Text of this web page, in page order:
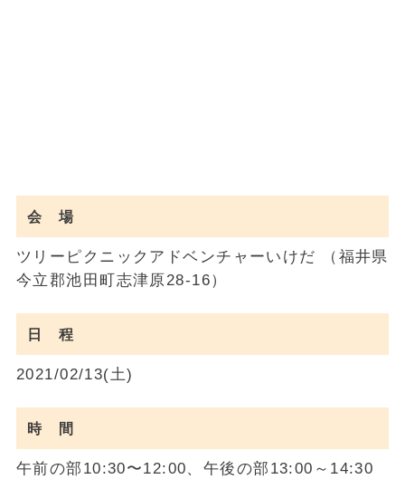
会 場
ツリーピクニックアドベンチャーいけだ （福井県
今立郡池田町志津原28-16）
日 程
2021/02/13(土)
時 間
午前の部10:30〜12:00、午後の部13:00～14:30